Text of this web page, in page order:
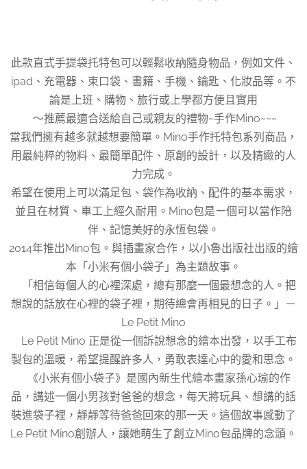
此款直式手提袋托特包可以輕鬆收納隨身物品，例如文件、
ipad、充電器、束口袋、書籍、手機、鑰匙、化妝品等。不
論是上班、購物、旅行或上學都方便且實用
♥ ～推薦最適合送給自己或親友的禮物~手作Mino~~~♥
當我們擁有越多就越想要簡單。Mino手作托特包系列商品，
用最純粹的物料、最簡單配件、原創的設計，以及精緻的人
力完成。
希望在使用上可以滿足包、袋作為收納、配件的基本需求，
並且在材質、車工上經久耐用。Mino包是ㄧ個可以當作陪
伴、記憶美好的永恆包袋。
2014年推出Mino包。與插畫家合作，以小魯出版社出版的繪
本「小米有個小袋子」為主題故事。
「相信每個人的心裡深處，總有那麼一個最想念的人。把
想說的話放在心裡的袋子裡，期待總會再相見的日子。」－
Le Petit Mino
Le Petit Mino 正是從一個訴說想念的繪本出發，以手工布
製包的溫暖，希望提醒許多人，勇敢表達心中的愛和思念。
《小米有個小袋子》是國內新生代繪本畫家孫心瑜的作
品，講述一個小男孩對爸爸的想念，每天將玩具、想講的話
裝進袋子裡，靜靜等待爸爸回來的那一天。這個故事感動了
Le Petit Mino創辦人，讓她萌生了創立Mino包品牌的念頭。